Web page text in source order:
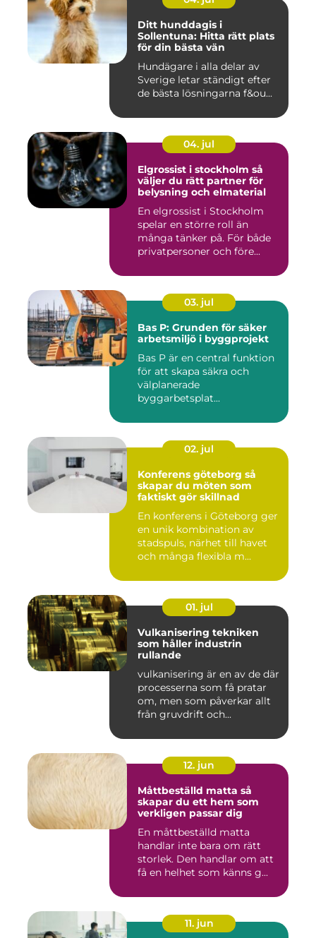
Ditt hunddagis i
Sollentuna: Hitta rätt plats
för din bästa vän
Hundägare i alla delar av
Sverige letar ständigt efter
de bästa lösningarna f&ou...
04. jul
Elgrossist i stockholm så
väljer du rätt partner för
belysning och elmaterial
En elgrossist i Stockholm
spelar en större roll än
många tänker på. För både
privatpersoner och före...
03. jul
Bas P: Grunden för säker
arbetsmiljö i byggprojekt
Bas P är en central funktion
för att skapa säkra och
välplanerade
byggarbetsplat...
02. jul
Konferens göteborg så
skapar du möten som
faktiskt gör skillnad
En konferens i Göteborg ger
en unik kombination av
stadspuls, närhet till havet
och många flexibla m...
01. jul
Vulkanisering tekniken
som håller industrin
rullande
vulkanisering är en av de där
processerna som få pratar
om, men som påverkar allt
från gruvdrift och...
12. jun
Måttbeställd matta så
skapar du ett hem som
verkligen passar dig
En måttbeställd matta
handlar inte bara om rätt
storlek. Den handlar om att
få en helhet som känns g...
11. jun